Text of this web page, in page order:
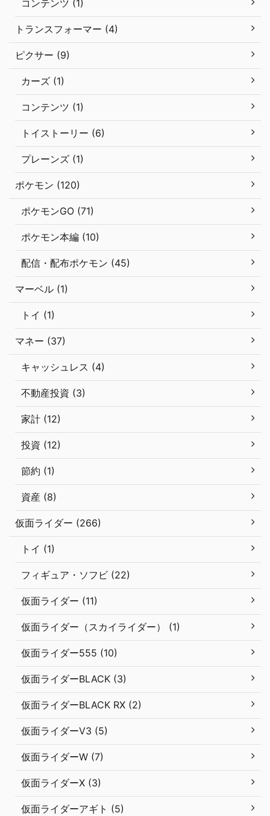
コンテンツ (1)
トランスフォーマー (4)
ピクサー (9)
カーズ (1)
コンテンツ (1)
トイストーリー (6)
プレーンズ (1)
ポケモン (120)
ポケモンGO (71)
ポケモン本編 (10)
配信・配布ポケモン (45)
マーベル (1)
トイ (1)
マネー (37)
キャッシュレス (4)
不動産投資 (3)
家計 (12)
投資 (12)
節約 (1)
資産 (8)
仮面ライダー (266)
トイ (1)
フィギュア・ソフビ (22)
仮面ライダー (11)
仮面ライダー（スカイライダー） (1)
仮面ライダー555 (10)
仮面ライダーBLACK (3)
仮面ライダーBLACK RX (2)
仮面ライダーV3 (5)
仮面ライダーW (7)
仮面ライダーX (3)
仮面ライダーアギト (5)